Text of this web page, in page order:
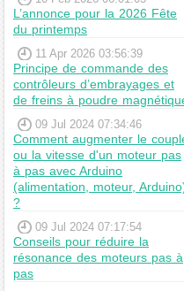
L’annonce pour la 2026 Fête
du printemps
11 Apr 2026 03:56:39
Principe de commande des
contrôleurs d’embrayages et
de freins à poudre
09 Jul 2024 07:34:46
Comment augmenter le
ou la vitesse d'un moteur pas
à pas avec Arduino
(alimentation, moteur,
?
09 Jul 2024 07:17:54
Conseils pour réduire la
résonance des moteurs pas à
pas